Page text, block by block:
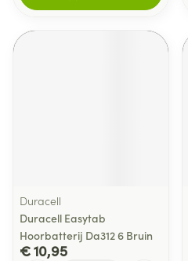
Duracell
Duracell Easytab
Hoorbatterij Da312 6 Bruin
€ 10,95